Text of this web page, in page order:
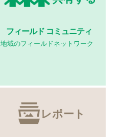
フィールド コミュニティ
地域のフィールドネットワーク
レポート